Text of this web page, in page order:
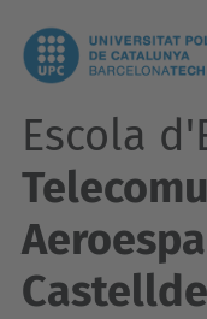
Escola